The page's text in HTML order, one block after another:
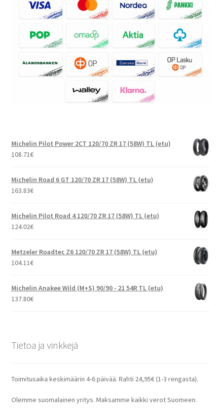
Michelin Pilot Power 2CT 120/70 ZR 17 (58W) TL (etu)
108.71€
Michelin Road 6 GT 120/70 ZR 17 (58W) TL (etu)
163.83€
Michelin Pilot Road 4 120/70 ZR 17 (58W) TL (etu)
124.02€
Metzeler Roadtec Z6 120/70 ZR 17 (58W) TL (etu)
104.11€
Michelin Anakee Wild (M+S) 90/90 - 21 54R TL (etu)
137.80€
Tietoa ja vinkkejä
Toimitusaika keskimäärin 4-6 päivää. Rahti 24,95€ (1-3 rengasta).
Olemme suomalainen yritys. Maksamme kaikki verot Suomeen.